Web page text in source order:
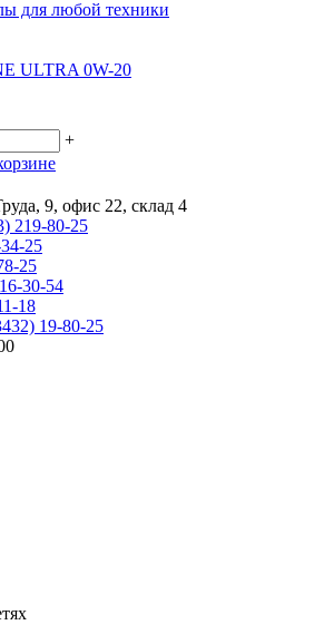
ULTRA 0W-20
+
9, офис 22, склад 4
219-80-25
25
25
30-54
18
19-80-25